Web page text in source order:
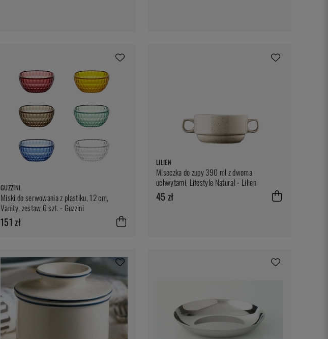
GUZZINI
Miski do serwowania z plastiku, 12 cm,
Vanity, zestaw 6 szt. - Guzzini
151 zł
LILIEN
Miseczka do zupy 390 ml z dwoma
uchwytami, Lifestyle Natural - Lilien
45 zł